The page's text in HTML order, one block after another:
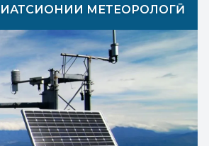
МЕТЕОРОЛОГӢ